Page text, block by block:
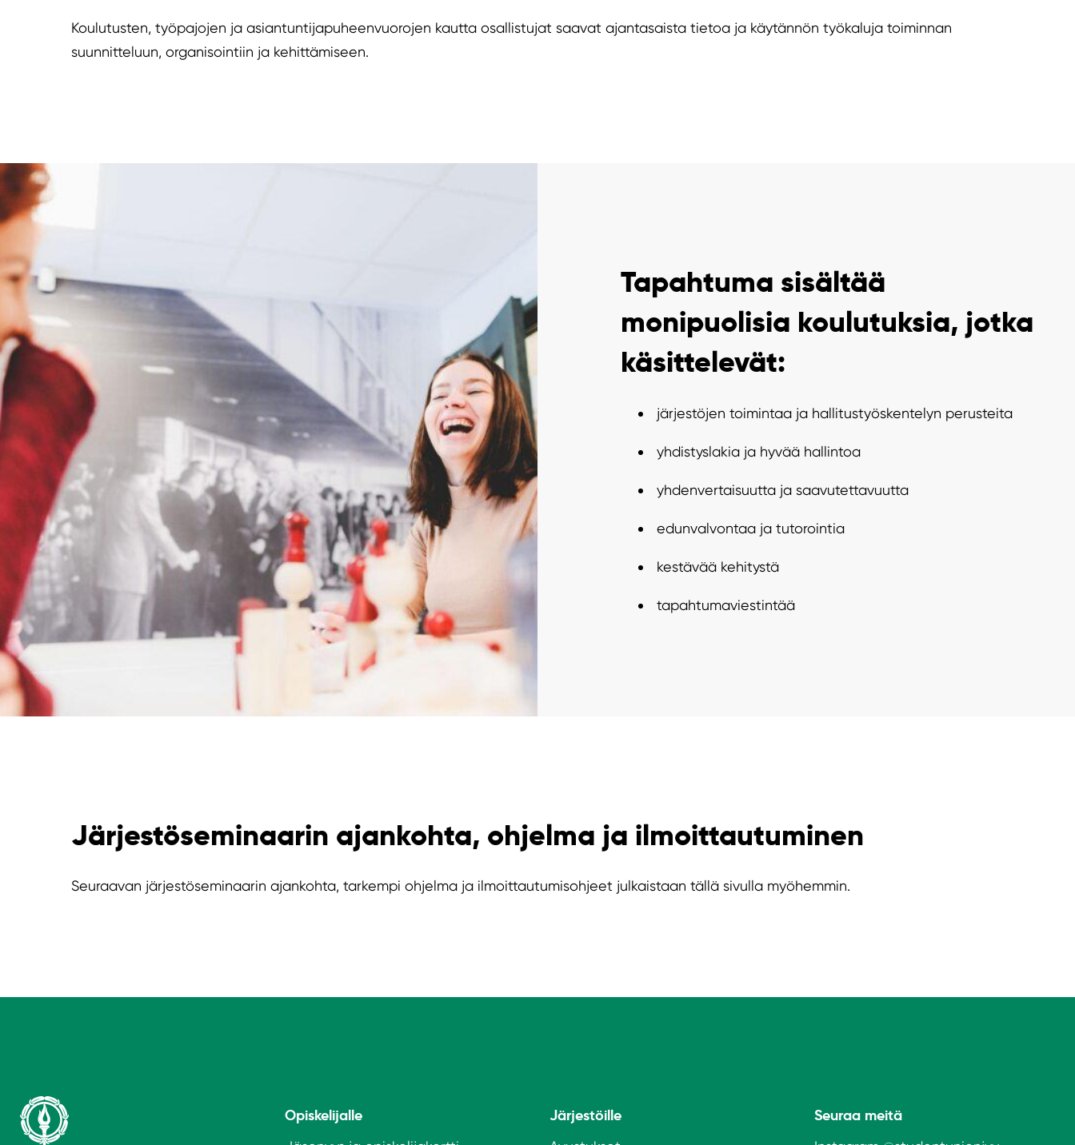
Koulutusten, työpajojen ja asiantuntijapuheenvuorojen kautta osallistujat saavat ajantasaista tietoa ja käytännön työkaluja toiminnan
suunnitteluun, organisointiin ja kehittämiseen.
Tapahtuma sisältää
monipuolisia koulutuksia, jotka
käsittelevät:
järjestöjen toimintaa ja hallitustyöskentelyn perusteita
yhdistyslakia ja hyvää hallintoa
yhdenvertaisuutta ja saavutettavuutta
edunvalvontaa ja tutorointia
kestävää kehitystä
tapahtumaviestintää
Järjestöseminaarin ajankohta, ohjelma ja ilmoittautuminen
Seuraavan järjestöseminaarin ajankohta, tarkempi ohjelma ja ilmoittautumisohjeet julkaistaan tällä sivulla myöhemmin.
Opiskelijalle Järjestöille Seuraa meitä